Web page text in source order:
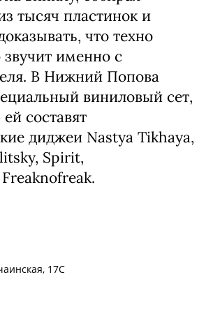
тысяч пластинок и
что техно
звучит именно с
В Нижний Попова
виниловый сет,
составят
диджеи Nastya Tikhaya,
Spirit,
17С